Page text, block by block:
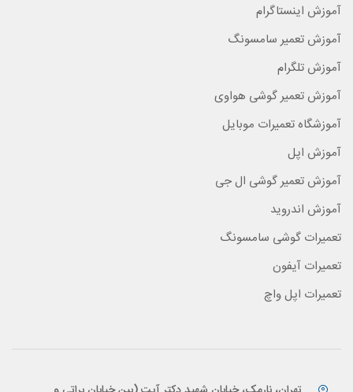
آموزش اینستاگرام
آموزش تعمیر سامسونگ
آموزش تلگرام
آموزش تعمیر گوشی هواوی
آموزشگاه تعمیرات موبایل
آموزش اپل
آموزش تعمیر گوشی ال جی
آموزش اندروید
تعمیرات گوشی سامسونگ
تعمیرات آیفون
تعمیرات اپل واچ